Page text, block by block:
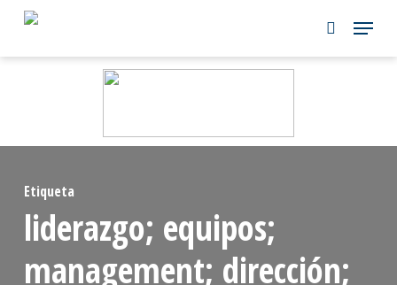
Skip
Etiqueta
liderazgo; equipos;
management; dirección;